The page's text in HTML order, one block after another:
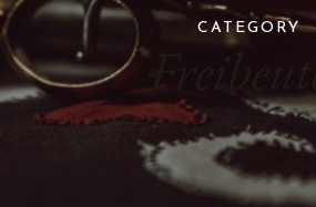
CATEGORY
Freibeuter